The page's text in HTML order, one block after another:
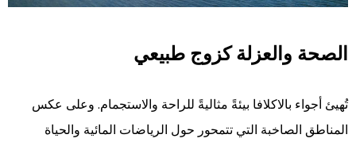
الصحة والعزلة كزوج طبيعي
تُهيئ أجواء بالاكلافا بيئةً مثاليةً للراحة والاستجمام. وعلى عكس
المناطق الصاخبة التي تتمحور حول الرياضات المائية والحياة